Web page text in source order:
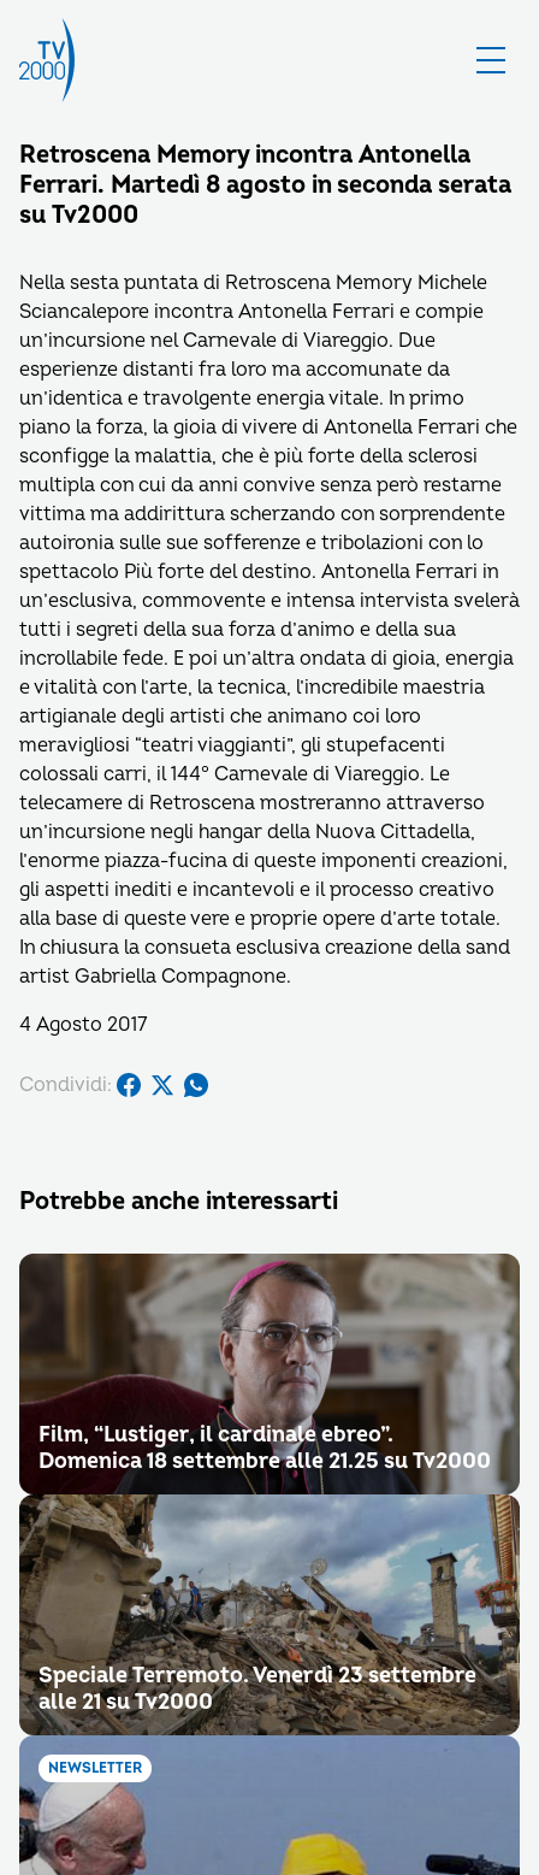
Retroscena Memory incontra Antonella
Ferrari. Martedì 8 agosto in seconda serata
su Tv2000
Nella sesta puntata di Retroscena Memory Michele
Sciancalepore incontra Antonella Ferrari e compie
un’incursione nel Carnevale di Viareggio. Due
esperienze distanti fra loro ma accomunate da
un’identica e travolgente energia vitale. In primo
piano la forza, la gioia di vivere di Antonella Ferrari che
sconfigge la malattia, che è più forte della sclerosi
multipla con cui da anni convive senza però restarne
vittima ma addirittura scherzando con sorprendente
autoironia sulle sue sofferenze e tribolazioni con lo
spettacolo Più forte del destino. Antonella Ferrari in
un’esclusiva, commovente e intensa intervista svelerà
tutti i segreti della sua forza d’animo e della sua
incrollabile fede. E poi un’altra ondata di gioia, energia
e vitalità con l’arte, la tecnica, l’incredibile maestria
artigianale degli artisti che animano coi loro
meravigliosi “teatri viaggianti”, gli stupefacenti
colossali carri, il 144° Carnevale di Viareggio. Le
telecamere di Retroscena mostreranno attraverso
un’incursione negli hangar della Nuova Cittadella,
l’enorme piazza-fucina di queste imponenti creazioni,
gli aspetti inediti e incantevoli e il processo creativo
alla base di queste vere e proprie opere d’arte totale.
In chiusura la consueta esclusiva creazione della sand
artist Gabriella Compagnone.
4 Agosto 2017
Condividi:
Potrebbe anche interessarti
Film, “Lustiger, il cardinale ebreo”.
Domenica 18 settembre alle 21.25 su Tv2000
Speciale Terremoto. Venerdì 23 settembre
alle 21 su Tv2000
NEWSLETTER